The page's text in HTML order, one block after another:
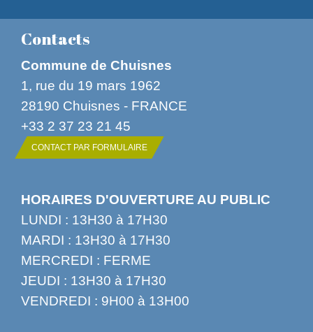
Contacts
Commune de Chuisnes
1, rue du 19 mars 1962
28190 Chuisnes - FRANCE
+33 2 37 23 21 45
CONTACT PAR FORMULAIRE
HORAIRES D'OUVERTURE AU PUBLIC
LUNDI : 13H30 à 17H30
MARDI : 13H30 à 17H30
MERCREDI : FERME
JEUDI : 13H30 à 17H30
VENDREDI : 9H00 à 13H00